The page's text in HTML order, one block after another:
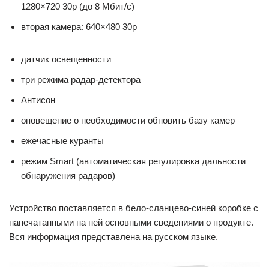
1280×720 30p (до 8 Мбит/с)
вторая камера: 640×480 30p
датчик освещенности
три режима радар-детектора
Антисон
оповещение о необходимости обновить базу камер
ежечасные куранты
режим Smart (автоматическая регулировка дальности
обнаружения радаров)
Устройство поставляется в бело-сланцево-синей коробке с
напечатанными на ней основными сведениями о продукте.
Вся информация представлена на русском языке.